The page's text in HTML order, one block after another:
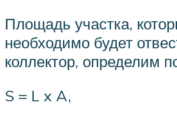
Площадь участка,
необходимо будет
коллектор, определим
S = L x A,